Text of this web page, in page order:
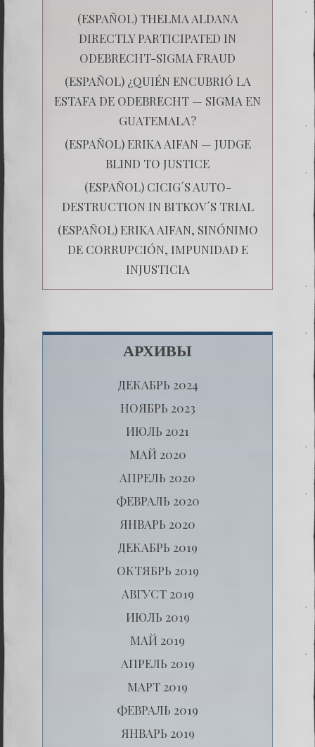
(ESPAÑOL) THELMA ALDANA
DIRECTLY PARTICIPATED IN
ODEBRECHT-SIGMA FRAUD
(ESPAÑOL) ¿QUIÉN ENCUBRIÓ LA
ESTAFA DE ODEBRECHT — SIGMA EN
GUATEMALA?
(ESPAÑOL) ERIKA AIFAN — JUDGE
BLIND TO JUSTICE
(ESPAÑOL) CICIG´S AUTO-
DESTRUCTION IN BITKOV´S TRIAL
(ESPAÑOL) ERIKA AIFAN, SINÓNIMO
DE CORRUPCIÓN, IMPUNIDAD E
INJUSTICIA
АРХИВЫ
ДЕКАБРЬ 2024
НОЯБРЬ 2023
ИЮЛЬ 2021
МАЙ 2020
АПРЕЛЬ 2020
ФЕВРАЛЬ 2020
ЯНВАРЬ 2020
ДЕКАБРЬ 2019
ОКТЯБРЬ 2019
АВГУСТ 2019
ИЮЛЬ 2019
МАЙ 2019
АПРЕЛЬ 2019
МАРТ 2019
ФЕВРАЛЬ 2019
ЯНВАРЬ 2019